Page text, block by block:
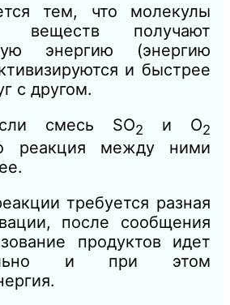
тем, что молекулы
веществ получают
энергию (энергию
и быстрее
с другом.
смесь SO2 и O2
реакция между ними
требуется разная
после сообщения
продуктов идет
и при этом